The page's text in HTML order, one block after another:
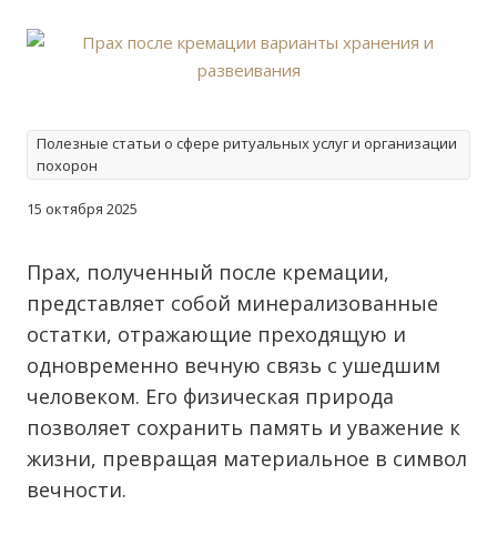
Полезные статьи о сфере ритуальных услуг и организации
похорон
15 октября 2025
Прах, полученный после кремации,
представляет собой минерализованные
остатки, отражающие преходящую и
одновременно вечную связь с ушедшим
человеком. Его физическая природа
позволяет сохранить память и уважение к
жизни, превращая материальное в символ
вечности.